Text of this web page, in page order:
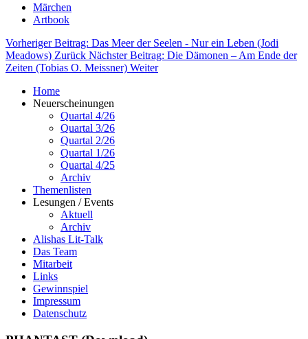
Märchen
Artbook
Vorheriger Beitrag: Das Meer der Seelen - Nur ein Leben (Jodi
Meadows) Zurück Nächster Beitrag: Die Dämonen – Am Ende der
Zeiten (Tobias O. Meissner) Weiter
Home
Neuerscheinungen
Quartal 4/26
Quartal 3/26
Quartal 2/26
Quartal 1/26
Quartal 4/25
Archiv
Themenlisten
Lesungen / Events
Aktuell
Archiv
Alishas Lit-Talk
Das Team
Mitarbeit
Links
Gewinnspiel
Impressum
Datenschutz